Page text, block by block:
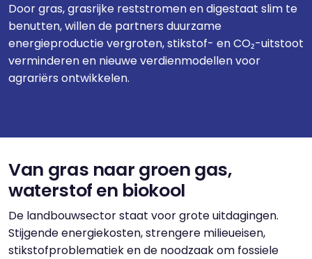
Door gras, grasrijke reststromen en digestaat slim te
benutten, willen de partners duurzame
energieproductie vergroten, stikstof- en CO₂-uitstoot
verminderen en nieuwe verdienmodellen voor
agrariërs ontwikkelen.
Van gras naar groen gas,
waterstof en biokool
De landbouwsector staat voor grote uitdagingen.
Stijgende energiekosten, strengere milieueisen,
stikstofproblematiek en de noodzaak om fossiele